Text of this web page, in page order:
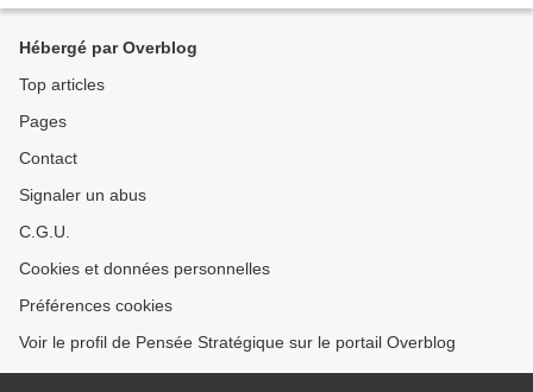
Hébergé par Overblog
Top articles
Pages
Contact
Signaler un abus
C.G.U.
Cookies et données personnelles
Préférences cookies
Voir le profil de Pensée Stratégique sur le portail Overblog